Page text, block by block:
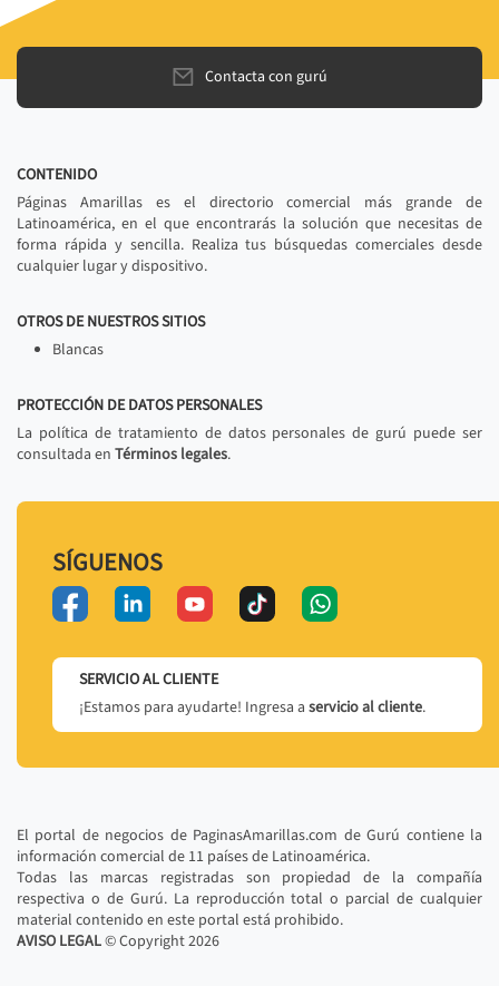
Contacta con gurú
CONTENIDO
Páginas Amarillas es el directorio comercial más grande de
Latinoamérica, en el que encontrarás la solución que necesitas de
forma rápida y sencilla. Realiza tus búsquedas comerciales desde
cualquier lugar y dispositivo.
OTROS DE NUESTROS SITIOS
Blancas
PROTECCIÓN DE DATOS PERSONALES
La política de tratamiento de datos personales de gurú puede ser
consultada en Términos legales.
SÍGUENOS
SERVICIO AL CLIENTE
¡Estamos para ayudarte! Ingresa a servicio al cliente.
El portal de negocios de PaginasAmarillas.com de Gurú contiene la
información comercial de 11 países de Latinoamérica.
Todas las marcas registradas son propiedad de la compañía
respectiva o de Gurú. La reproducción total o parcial de cualquier
material contenido en este portal está prohibido.
AVISO LEGAL© Copyright2026